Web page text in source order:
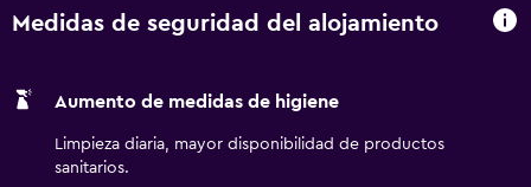
Medidas de seguridad del alojamiento
Aumento de medidas de higiene
Limpieza diaria, mayor disponibilidad de productos
sanitarios.